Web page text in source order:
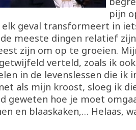
pijn
geval transformeert in
meeste dingen relatief
zijn om op te groeien.
verteld, zoals ik
in de levenslessen die ik
als mijn kroost, sloeg ik
geweten hoe je moet
en blaaskaken,… Helaas,